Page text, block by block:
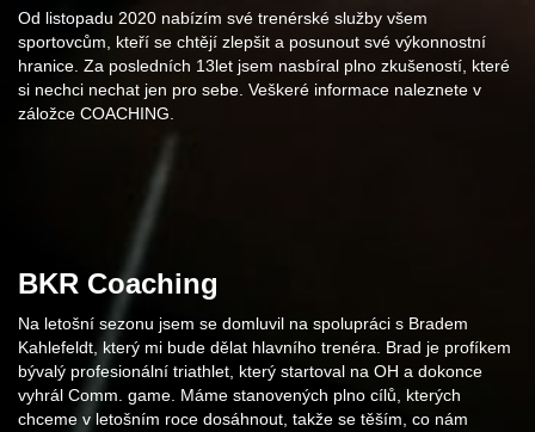
Od listopadu 2020 nabízím své trenérské služby všem
sportovcům, kteří se chtějí zlepšit a posunout své výkonnostní
hranice. Za posledních 13let jsem nasbíral plno zkušeností, které
si nechci nechat jen pro sebe. Veškeré informace naleznete v
záložce COACHING.
BKR Coaching
Na letošní sezonu jsem se domluvil na spolupráci s Bradem
Kahlefeldt, který mi bude dělat hlavního trenéra. Brad je profíkem
bývalý profesionální triathlet, který startoval na OH a dokonce
vyhrál Comm. game. Máme stanovených plno cílů, kterých
chceme v letošním roce dosáhnout, takže se těším, co nám